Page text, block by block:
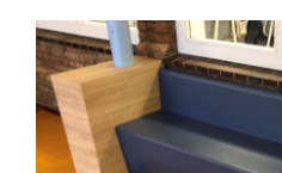
View
Larger
Image